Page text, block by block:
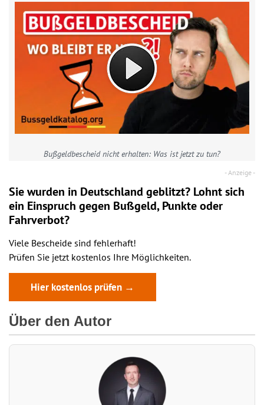
Bußgeldbescheid nicht erhalten: Was ist jetzt zu tun?
Sie wurden in Deutschland geblitzt? Lohnt sich
ein Einspruch gegen Bußgeld, Punkte oder
Fahrverbot?
Viele Bescheide sind fehlerhaft!
Prüfen Sie jetzt kostenlos Ihre Möglichkeiten.
Hier kostenlos prüfen →
Über den Autor